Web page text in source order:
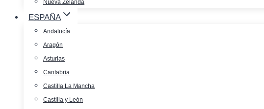
Nueva Zelanda
ESPAÑA
Andalucía
Aragón
Asturias
Cantabria
Castilla La Mancha
Castilla y León